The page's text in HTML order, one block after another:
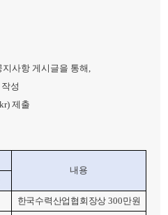
사항 게시글을 통해,
성
제출
내용
한국수력산업협회장상 300만원